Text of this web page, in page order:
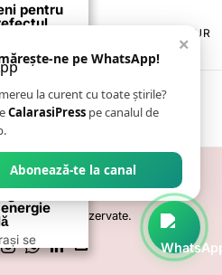
POLITICA DE ANULARE & RETUR
CONTACT
CĂLĂRĂȘEAN
sunt rezervate.
×
ne pe WhatsApp!
la curent cu toate știrile?
CalarasiPress pe canalul de
Abonează-te la canal
pentru
anunță
ADR
pentru
cu
de
se
cele 31 de